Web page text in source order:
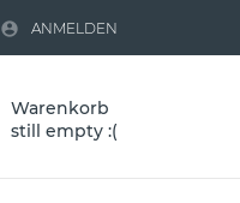
 ANMELDEN
Warenkorb
still empty :(